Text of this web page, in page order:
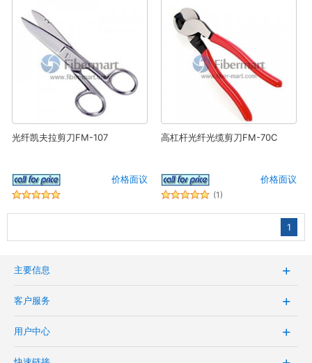
光纤凯夫拉剪刀FM-107
价格面议
高杠杆光纤光缆剪刀FM-70C
价格面议
(1)
1
主要信息
客户服务
用户中心